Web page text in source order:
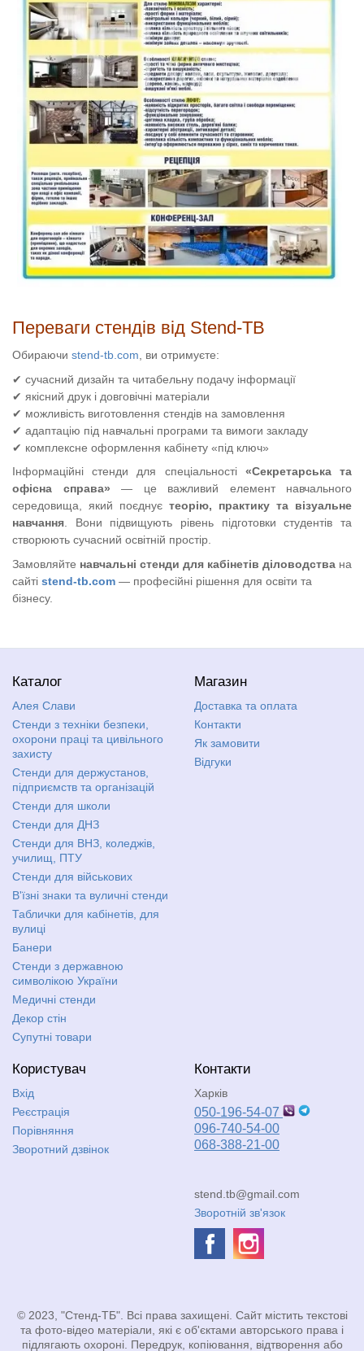
Переваги стендів від Stend-TB
Обираючи stend-tb.com, ви отримуєте:
✔ сучасний дизайн та читабельну подачу інформації
✔ якісний друк і довговічні матеріали
✔ можливість виготовлення стендів на замовлення
✔ адаптацію під навчальні програми та вимоги закладу
✔ комплексне оформлення кабінету «під ключ»
Інформаційні стенди для спеціальності «Секретарська та
офісна справа» — це важливий елемент навчального
середовища, який поєднує теорію, практику та візуальне
навчання . Вони підвищують рівень підготовки студентів та
створюють сучасний освітній простір.
Замовляйте навчальні стенди для кабінетів діловодства на
сайті stend-tb.com — професійні рішення для освіти та
бізнесу.
Каталог
Алея Слави
Стенди з техніки безпеки,
охорони праці та цивільного
захисту
Стенди для держустанов,
підприємств та організацій
Стенди для школи
Стенди для ДНЗ
Стенди для ВНЗ, коледжів,
училищ, ПТУ
Стенди для військових
В'їзні знаки та вуличні стенди
Таблички для кабінетів, для
вулиці
Банери
Стенди з державною
символікою України
Медичні стенди
Декор стін
Супутні товари
Магазин
Доставка та оплата
Контакти
Як замовити
Відгуки
Користувач
Вхід
Реєстрація
Порівняння
Зворотний дзвінок
Контакти
Харків
050-196-54-07
096-740-54-00
068-388-21-00
stend.tb@gmail.com
Зворотній зв'язок
© 2023, "Стенд-ТБ". Всі права захищені. Сайт містить текстові
та фото-відео матеріали, які є об'єктами авторського права і
підлягають охороні. Передрук, копіювання, відтворення або